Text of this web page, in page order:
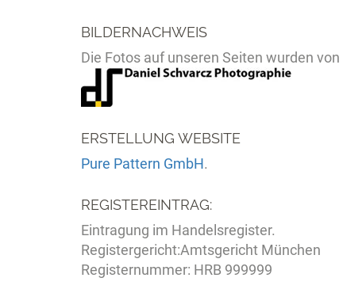
BILDERNACHWEIS
Die Fotos auf unseren Seiten wurden von
ERSTELLUNG WEBSITE
Pure Pattern GmbH.
REGISTEREINTRAG:
Eintragung im Handelsregister.
Registergericht:Amtsgericht München
Registernummer: HRB 999999